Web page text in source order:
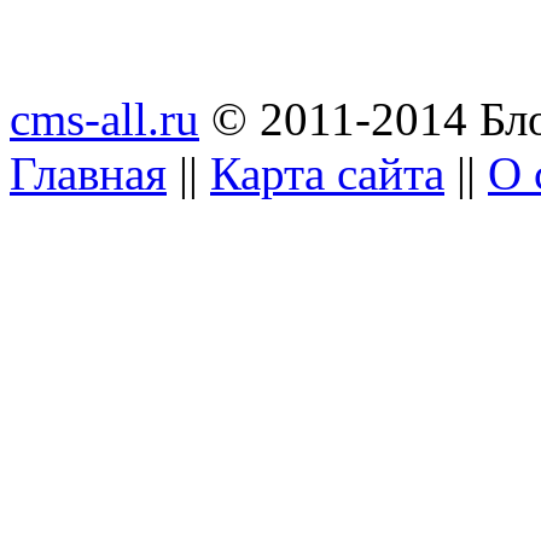
cms-all.ru © 2011-2014
Главная || Карта сайта || О